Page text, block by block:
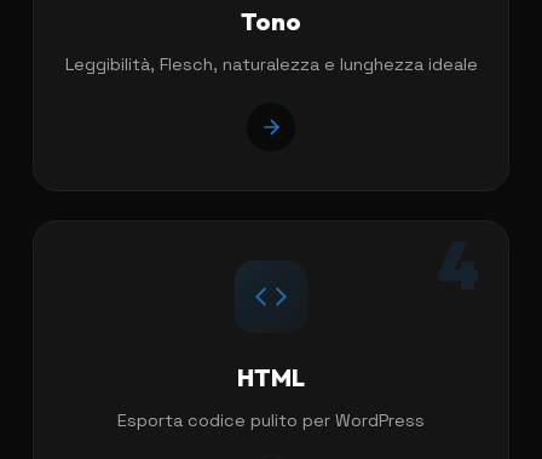
Tono
Leggibilità, Flesch, naturalezza e lunghezza ideale
4
HTML
Esporta codice pulito per WordPress